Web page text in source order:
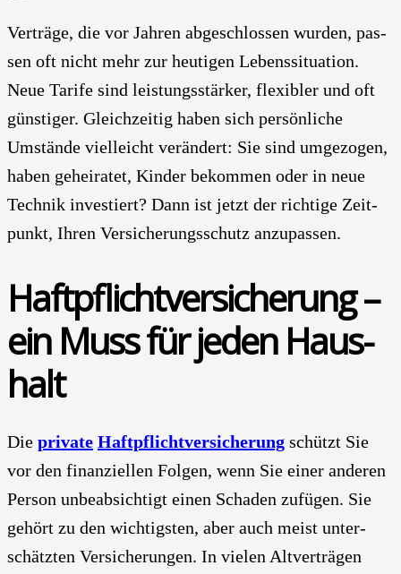
Ver­trä­ge, die vor Jah­ren abge­schlos­sen wur­den, pas­
sen oft nicht mehr zur heu­ti­gen Lebens­si­tua­ti­on.
Neue Tari­fe sind leis­tungs­stär­ker, fle­xi­bler und oft
güns­ti­ger. Gleich­zei­tig haben sich per­sön­li­che
Umstän­de viel­leicht ver­än­dert: Sie sind umge­zo­gen,
haben gehei­ra­tet, Kin­der bekom­men oder in neue
Tech­nik inves­tiert? Dann ist jetzt der rich­ti­ge Zeit­
punkt, Ihren Ver­si­che­rungs­schutz anzu­pas­sen.
Haft­pflicht­ver­si­che­rung –
ein Muss für jeden Haus­
halt
Die pri­va­te Haft­pflicht­ver­si­che­rung schützt Sie
vor den finan­zi­el­len Fol­gen, wenn Sie einer ande­ren
Per­son unbe­ab­sich­tigt einen Scha­den zufü­gen. Sie
gehört zu den wich­tigs­ten, aber auch meist unter­
schätz­ten Ver­si­che­run­gen. In vie­len Alt­ver­trä­gen